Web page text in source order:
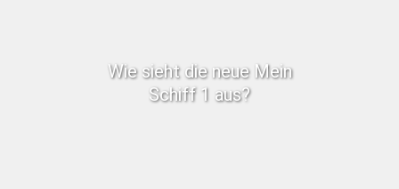
Wie sieht die neue Mein
Schiff 1 aus?